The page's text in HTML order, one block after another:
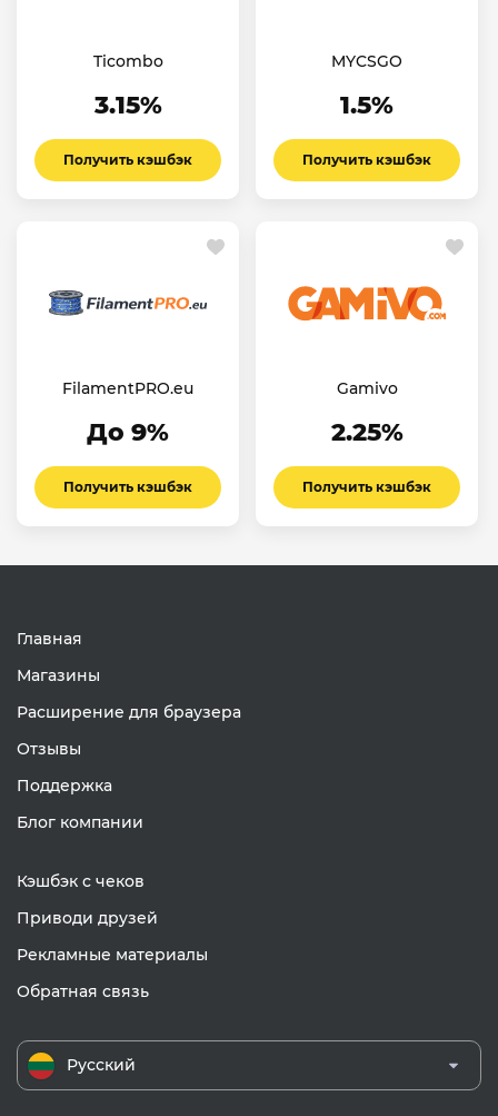
Ticombo
3.15%
Получить кэшбэк
MYCSGO
1.5%
Получить кэшбэк
FilamentPRO.eu
До 9%
Получить кэшбэк
Gamivo
2.25%
Получить кэшбэк
Главная
Магазины
Расширение для браузера
Отзывы
Поддержка
Блог компании
Кэшбэк с чеков
Приводи друзей
Рекламные материалы
Обратная связь
Русский